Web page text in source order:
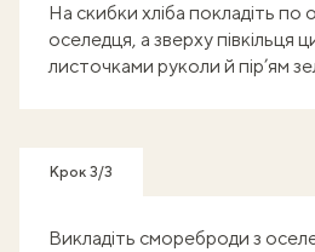
На скибки хліба покладіть
оселедця, а зверху півкільця
листочками руколи й пір’ям
Крок 3/3
Викладіть смореброди з